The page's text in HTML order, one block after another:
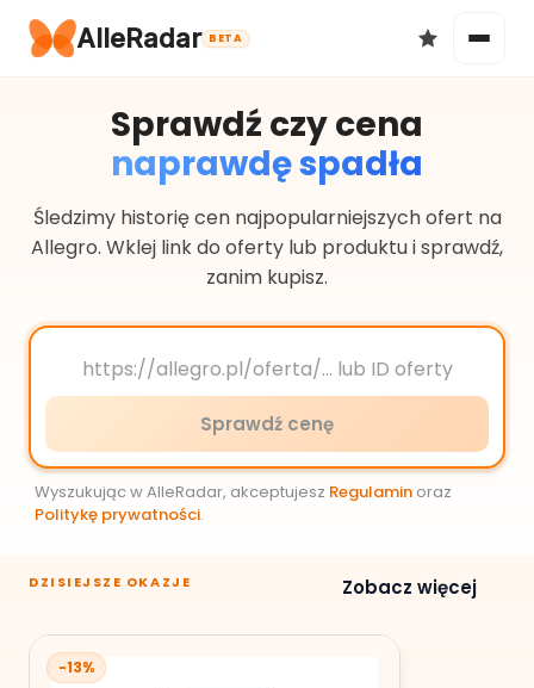
AlleRadar BETA
Okazje
Ulubione
Sprawdź czy cena
naprawdę spadła
Śledzimy historię cen najpopularniejszych ofert na
Allegro. Wklej link do oferty lub produktu i sprawdź,
zanim kupisz.
Sprawdź cenę
Wyszukując w AlleRadar, akceptujesz Regulamin oraz
Politykę prywatności.
DZISIEJSZE OKAZJE Zobacz więcej
-13%